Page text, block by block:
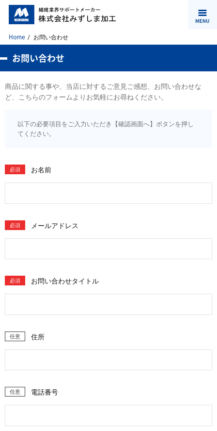
Home お問い合わせ
お問い合わせ
商品に関する事や、当店に対するご意見ご感想、お問い合わせな
ど、こちらのフォームよりお気軽にお尋ねください。
以下の必要項目をご入力いただき【確認画面へ】ボタンを押し
てください。
必須 お名前
必須 メールアドレス
必須 お問い合わせタイトル
任意 住所
任意 電話番号